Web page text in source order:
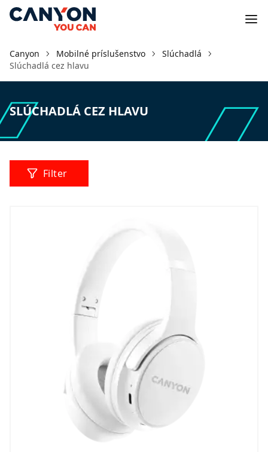
Canyon Mobilné príslušenstvo
Slúchadlá
Slúchadlá cez hlavu
SLÚCHADLÁ CEZ HLAVU
Filter